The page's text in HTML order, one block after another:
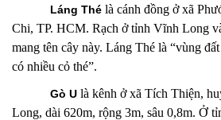
Láng Thé là cánh đồng ở xã
Chi, TP. HCM. Rạch ở tỉnh Vĩnh Long
mang tên cây này. Láng Thé là “vùng
có nhiều cỏ thé”.
Gò U là kênh ở xã Tích Thiện,
Long, dài 620m, rộng 3m, sâu 0,8m. Ở